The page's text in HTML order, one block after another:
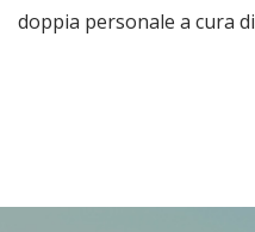
doppia personale a cura